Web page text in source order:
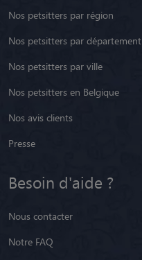
Nos petsitters par région
Nos petsitters par département
Nos petsitters par ville
Nos petsitters en Belgique
Nos avis clients
Presse
Besoin d'aide ?
Nous contacter
Notre FAQ